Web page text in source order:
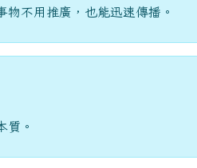
不用推廣，也能迅速傳播。
質。